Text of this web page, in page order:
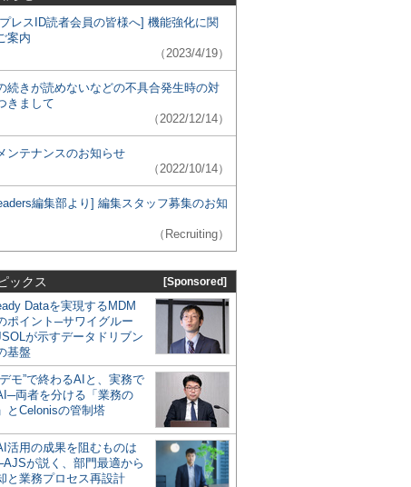
レスID読者会員の皆様へ] 機能強化に関
案内
（2023/4/19）
続きが読めないなどの不具合発生時の対
きまして
（2022/12/14）
ンテナンスのお知らせ
（2022/10/14）
編集部より] 編集スタッフ募集のお知
（Recruiting）
ックス [Sponsored]
Dataを実現するMDM
ポイント─サワイグルー
が示すデータドリブン
基盤
モ”で終わるAIと、実務で
両者を分ける「業務の
とCelonisの管制塔
活用の成果を阻むものは
が説く、部門最適から
と業務プロセス再設計